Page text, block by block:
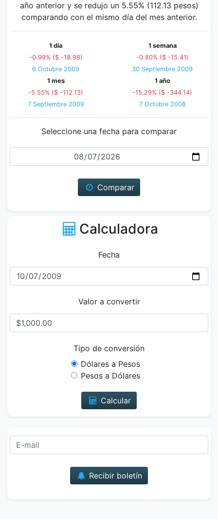
año anterior y se redujo un 5.55% (112.13 pesos)
comparando con el mismo día del mes anterior.
1 día
-0.99% ($ -18.98)
6 Octubre 2009
1 semana
-0.80% ($ -15.41)
30 Septiembre 2009
1 mes
-5.55% ($ -112.13)
7 Septiembre 2009
1 año
-15.29% ($ -344.14)
7 Octubre 2008
Seleccione una fecha para comparar
Fecha
Comparar
Calculadora
Fecha
Valor a convertir
Tipo de conversión
Dólares a Pesos
Pesos a Dólares
Calcular
Recibir boletín